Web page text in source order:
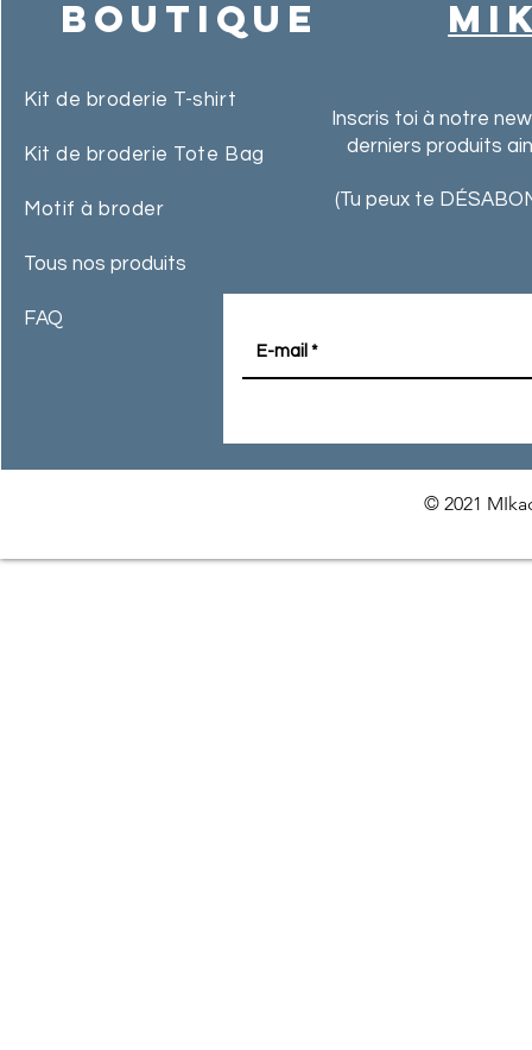
Boutique
Kit de broderie T-shirt
Kit de broderie Tote Bag
Motif à broder
Tous nos produits
FAQ
Inscris toi à notre
derniers produits
(Tu peux te
© 2021